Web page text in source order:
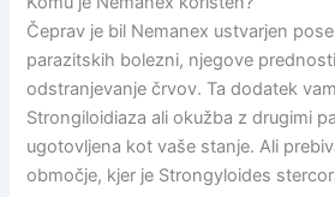
Čeprav je bil Nemanex ustvarjen
parazitskih bolezni, njegove
odstranjevanje črvov. Ta dodatek
Strongiloidiaza ali okužba z drugimi
ugotovljena kot vaše stanje. Ali
območje, kjer je Strongyloides